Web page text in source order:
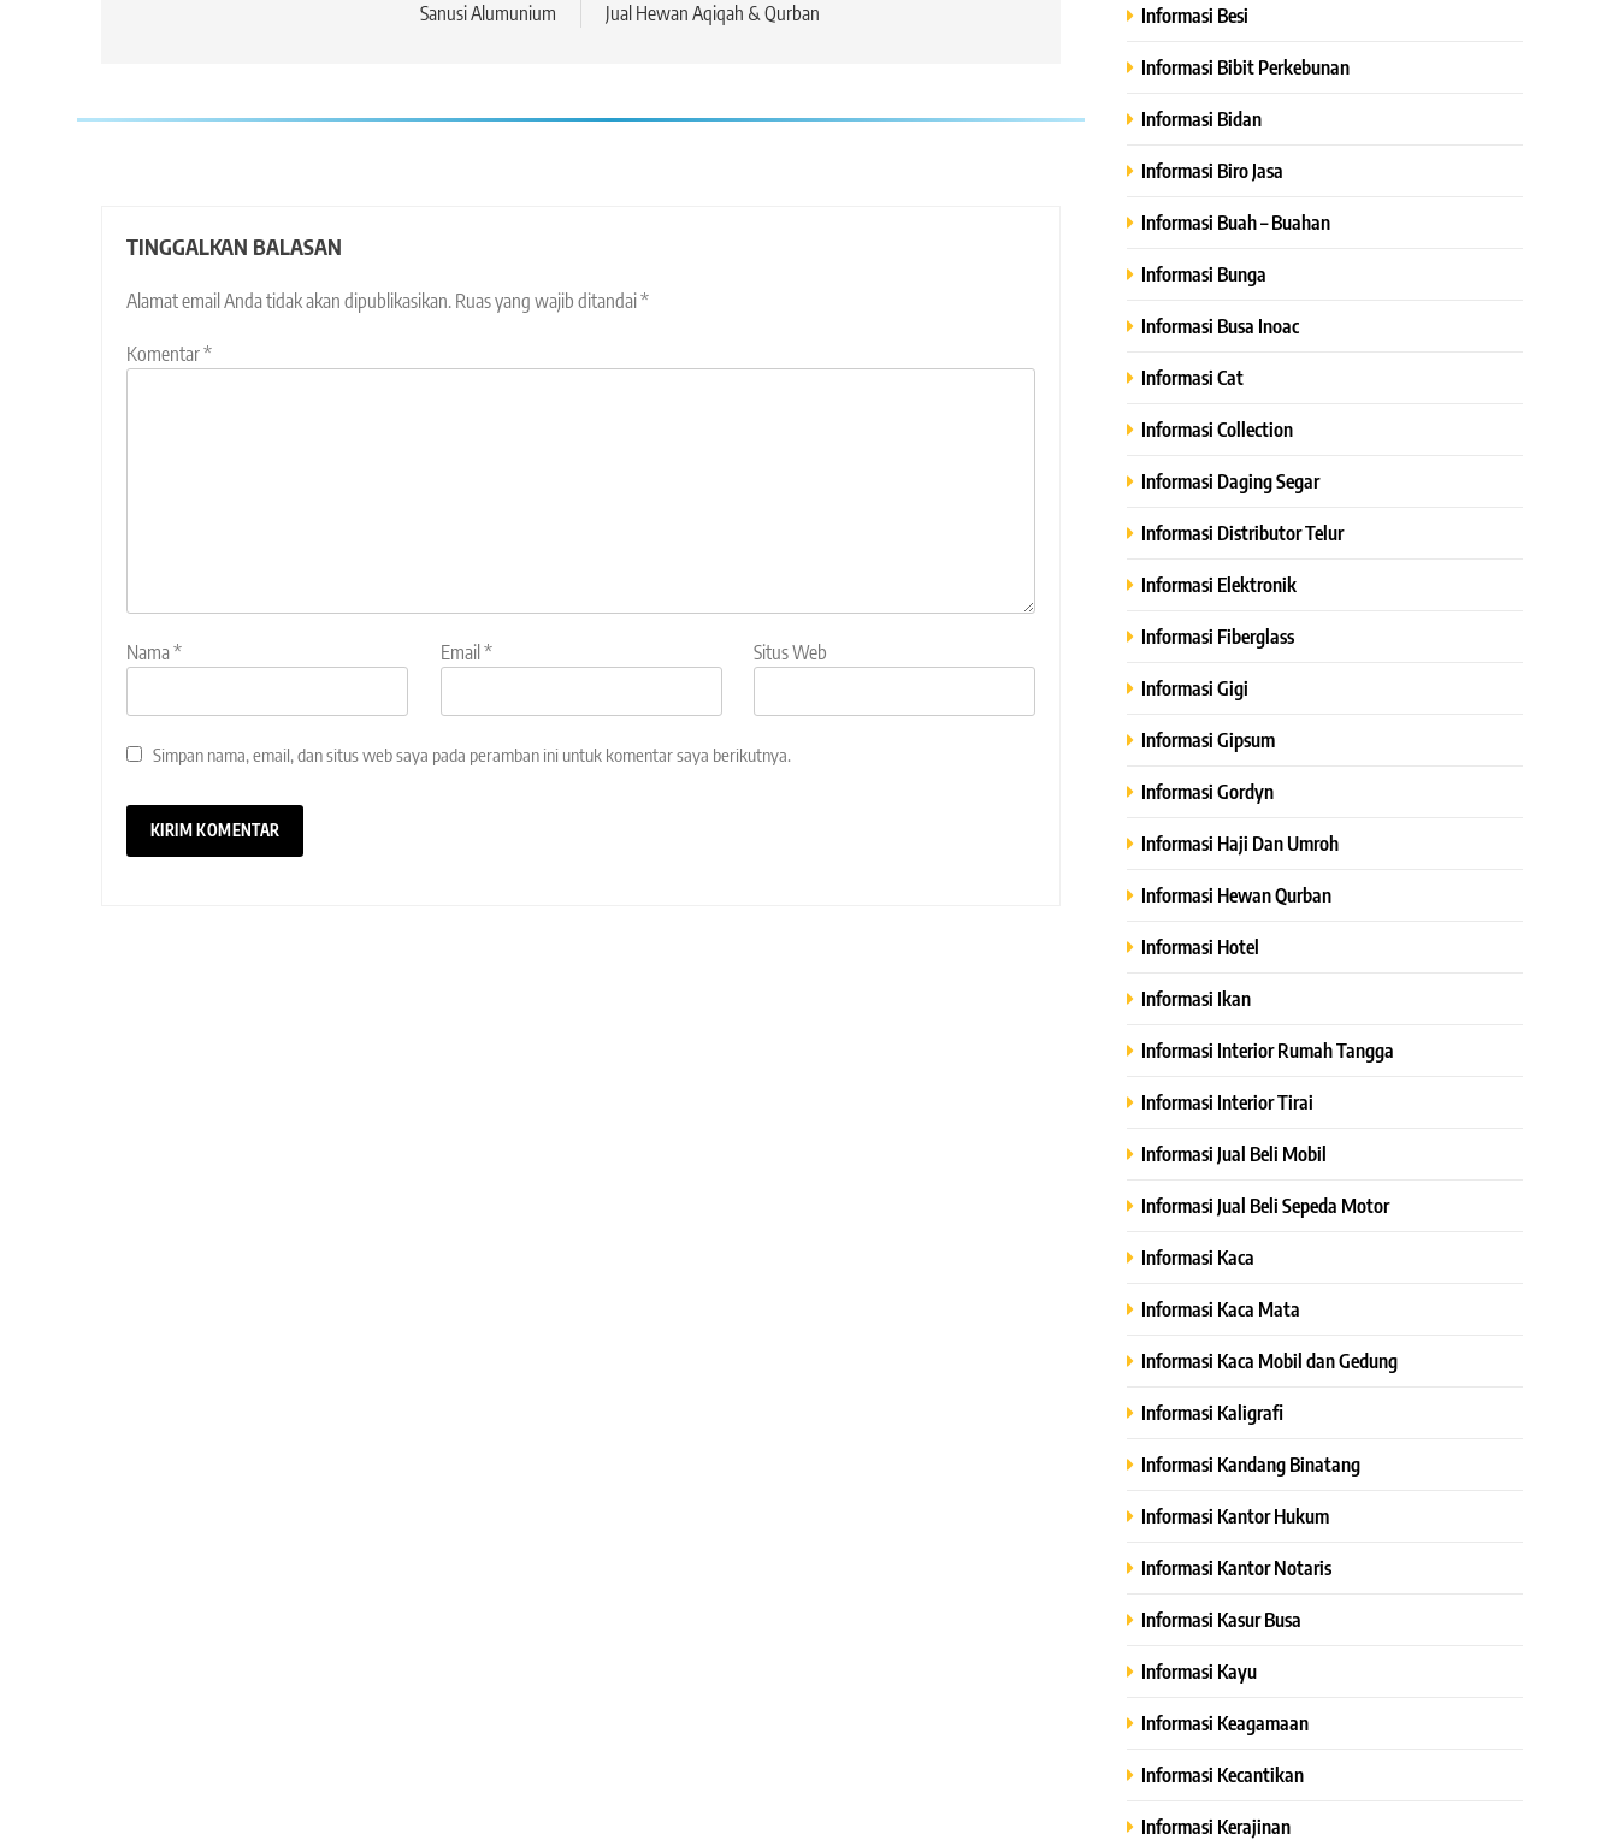
Sanusi Alumunium
Jual Hewan Aqiqah & Qurban
TINGGALKAN BALASAN
Alamat email Anda tidak akan dipublikasikan. Ruas yang wajib ditandai*
Komentar*
Nama* Email * Situs Web
Simpan nama, email, dan situs web saya pada peramban ini untuk komentar saya berikutnya.
Informasi Besi
Informasi Bibit Perkebunan
Informasi Bidan
Informasi Biro Jasa
Informasi Buah – Buahan
Informasi Bunga
Informasi Busa Inoac
Informasi Cat
Informasi Collection
Informasi Daging Segar
Informasi Distributor Telur
Informasi Elektronik
Informasi Fiberglass
Informasi Gigi
Informasi Gipsum
Informasi Gordyn
Informasi Haji Dan Umroh
Informasi Hewan Qurban
Informasi Hotel
Informasi Ikan
Informasi Interior Rumah Tangga
Informasi Interior Tirai
Informasi Jual Beli Mobil
Informasi Jual Beli Sepeda Motor
Informasi Kaca
Informasi Kaca Mata
Informasi Kaca Mobil dan Gedung
Informasi Kaligrafi
Informasi Kandang Binatang
Informasi Kantor Hukum
Informasi Kantor Notaris
Informasi Kasur Busa
Informasi Kayu
Informasi Keagamaan
Informasi Kecantikan
Informasi Kerajinan